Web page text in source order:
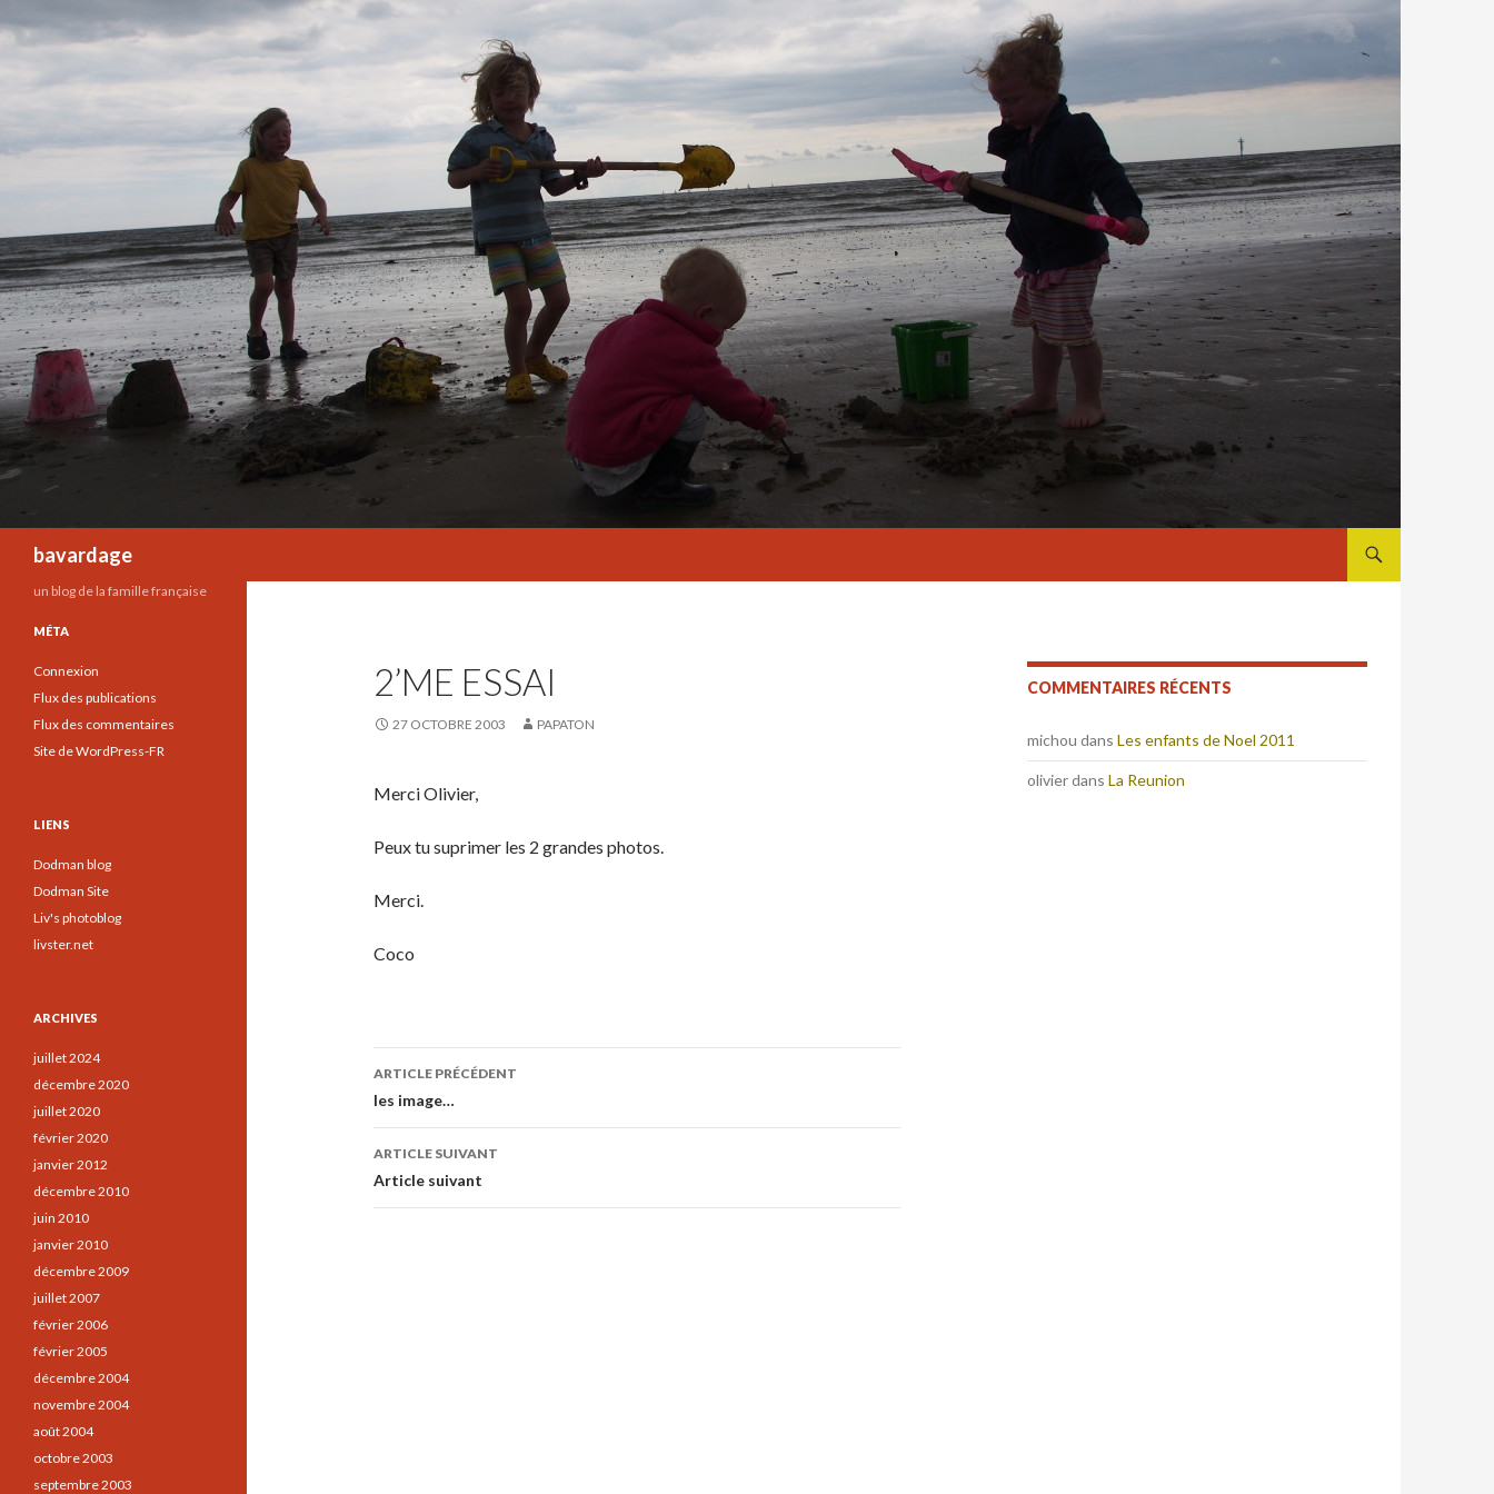
bavardage
2’ME ESSAI
27 OCTOBRE 2003 PAPATON
Merci Olivier,
Peux tu suprimer les 2 grandes photos.
Merci.
Coco
Navigation
des
articles
ARTICLE PRÉCÉDENT
les image…
ARTICLE SUIVANT
Article suivant
COMMENTAIRES RÉCENTS
michou dans Les enfants de Noel 2011
olivierdans La Reunion
un blog de la famille française
MÉTA
Connexion
Flux des publications
Flux des commentaires
Site de WordPress-FR
LIENS
Dodman blog
Dodman Site
Liv's photoblog
livster.net
ARCHIVES
juillet 2024
décembre 2020
juillet 2020
février 2020
janvier 2012
décembre 2010
juin 2010
janvier 2010
décembre 2009
juillet 2007
février 2006
février 2005
décembre 2004
novembre 2004
août 2004
octobre 2003
septembre 2003